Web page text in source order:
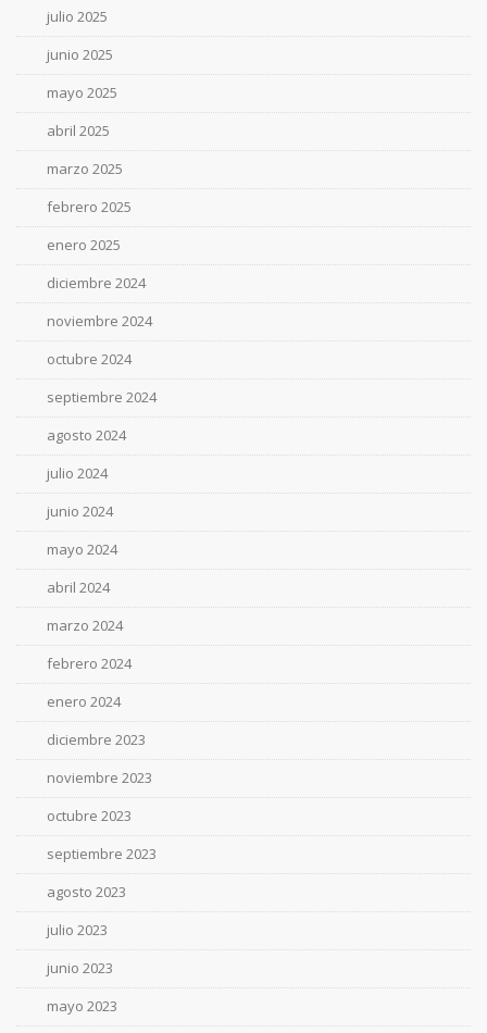
julio 2025
junio 2025
mayo 2025
abril 2025
marzo 2025
febrero 2025
enero 2025
diciembre 2024
noviembre 2024
octubre 2024
septiembre 2024
agosto 2024
julio 2024
junio 2024
mayo 2024
abril 2024
marzo 2024
febrero 2024
enero 2024
diciembre 2023
noviembre 2023
octubre 2023
septiembre 2023
agosto 2023
julio 2023
junio 2023
mayo 2023